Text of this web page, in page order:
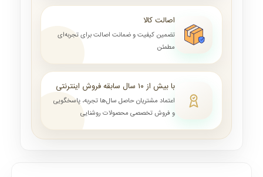
اصالت کالا
تضمین کیفیت و ضمانت اصالت برای تجربه‌ای
مطمئن
با بیش از ۱۰ سال سابقه فروش اینترنتی
اعتماد مشتریان حاصل سال‌ها تجربه، پاسخگویی
و فروش تخصصی محصولات روشنایی